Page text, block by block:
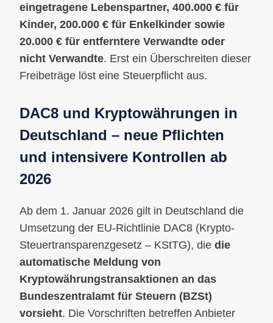
eingetragene Lebenspartner, 400.000 € für
Kinder, 200.000 € für Enkelkinder sowie
20.000 € für entferntere Verwandte oder
nicht Verwandte. Erst ein Überschreiten dieser
Freibeträge löst eine Steuerpflicht aus.
DAC8 und Kryptowährungen in
Deutschland – neue Pflichten
und intensivere Kontrollen ab
2026
Ab dem 1. Januar 2026 gilt in Deutschland die
Umsetzung der EU-Richtlinie DAC8 (Krypto-
Steuertransparenzgesetz – KStTG), die die
automatische Meldung von
Kryptowährungstransaktionen an das
Bundeszentralamt für Steuern (BZSt)
vorsieht. Die Vorschriften betreffen Anbieter